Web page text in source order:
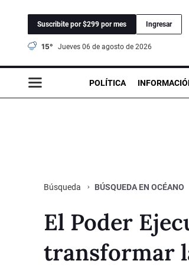
Suscribite por $299 por mes Ingresar
15° jueves 06 de agosto de 2026
POLÍTICA
Búsqueda BÚSQUEDA EN OCÉANO
El Poder
transformar